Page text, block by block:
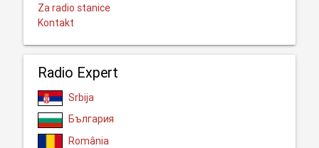
Za radio stanice
Kontakt
Radio Expert
Srbija
България
România